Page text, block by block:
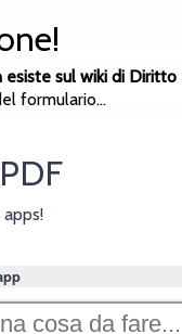
sul wiki di Diritto
formulario...